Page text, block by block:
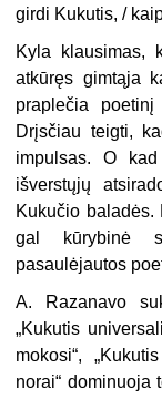
girdi Kukutis, /
Kyla klausimas,
atkūręs gimtąja
praplečia
Drįsčiau teigti,
impulsas. O
išverstųjų
Kukučio baladės.
gal kūrybinė
pasaulėjautos
A. Razanavo
„Kukutis
mokosi“,
norai“ dominuoja